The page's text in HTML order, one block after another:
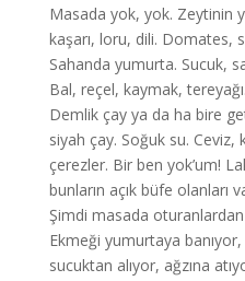
Masada yok, yok. Zeytinin
kaşarı, loru, dili. Domates,
Sahanda yumurta. Sucuk,
Bal, reçel, kaymak,
Demlik çay ya da ha bire
siyah çay. Soğuk su. Ceviz,
çerezler. Bir ben yok’um!
bunların açık büfe olanları
Şimdi masada oturanlardan
Ekmeği yumurtaya banıyor,
sucuktan alıyor, ağzına